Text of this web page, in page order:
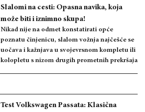
Slalomi na cesti: Opasna navika, koja
može biti i iznimno skupa!
Nikad nije na odmet konstatirati opće
poznatu činjenicu, slalom vožnja najčešće se
uočava i kažnjava u svojevrsnom kompletu ili
kolopletu s nizom drugih prometnih prekršaja
Test Volkswagen Passata: Klasična